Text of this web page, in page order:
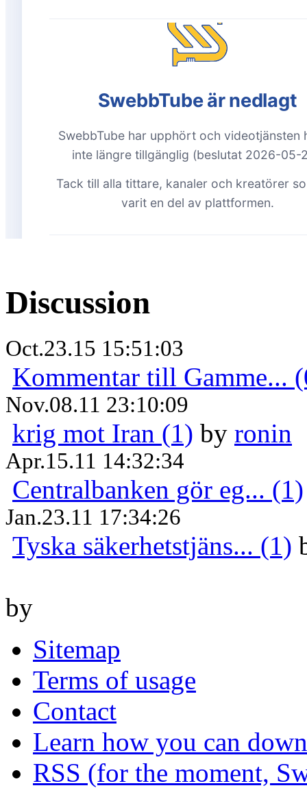
Discussion
Oct.23.15 15:51:03
Kommentar till Gamme...
Nov.08.11 23:10:09
krig mot Iran (1) by ronin
Apr.15.11 14:32:34
Centralbanken gör eg... (1)
Jan.23.11 17:34:26
Tyska säkerhetstjäns... (1)
by
Sitemap
Terms of usage
Contact
Learn how you can
RSS (for the moment,